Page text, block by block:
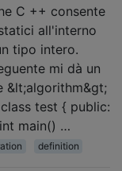
C ++ consente
all'interno
tipo intero.
mi dà un
&lt;algorithm&gt;
test { public:
main() …
definition